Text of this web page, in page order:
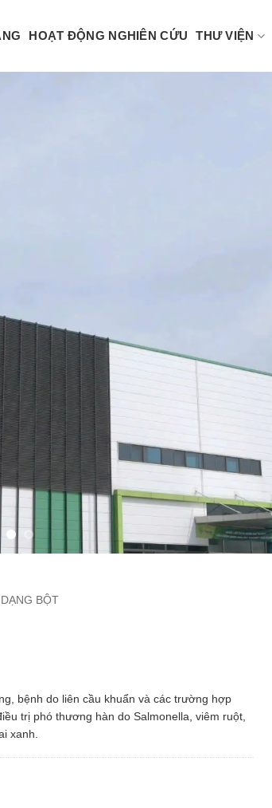
HOẠT ĐỘNG NGHIÊN CỨU THƯ VIỆN
DẠNG BỘT
bệnh do liên cầu khuẩn và các trường hợp
trị phó thương hàn do Salmonella, viêm ruột,
xanh.